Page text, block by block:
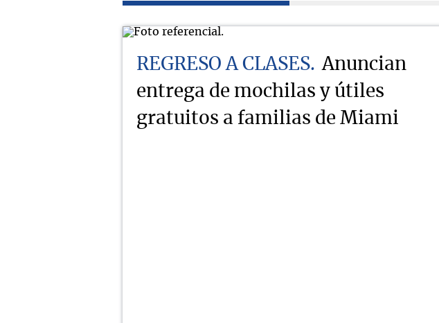
REGRESO A CLASES
Anuncian
entrega de mochilas y útiles
gratuitos a familias de Miami